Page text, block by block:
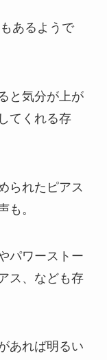
もあるようで
と気分が上が
てくれる存
られたピアス
も。
パワーストー
ス、なども存
あれば明るい